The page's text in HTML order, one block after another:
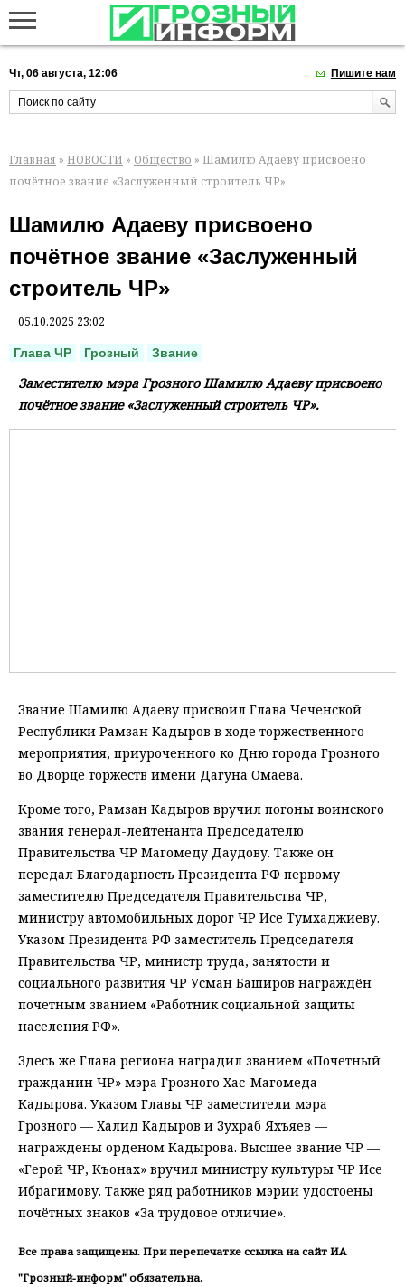
Чт, 06 августа, 12:06 Пишите нам
Главная » НОВОСТИ » Общество » Шамилю Адаеву присвоено
почётное звание «Заслуженный строитель ЧР»
Шамилю Адаеву присвоено
почётное звание «Заслуженный
строитель ЧР»
05.10.2025 23:02
Глава ЧР Грозный Звание
Заместителю мэра Грозного Шамилю Адаеву присвоено
почётное звание «Заслуженный строитель ЧР».
Звание Шамилю Адаеву присвоил Глава Чеченской
Республики Рамзан Кадыров в ходе торжественного
мероприятия, приуроченного ко Дню города Грозного
во Дворце торжеств имени Дагуна Омаева.
Кроме того, Рамзан Кадыров вручил погоны воинского
звания генерал-лейтенанта Председателю
Правительства ЧР Магомеду Даудову. Также он
передал Благодарность Президента РФ первому
заместителю Председателя Правительства ЧР,
министру автомобильных дорог ЧР Исе Тумхаджиеву.
Указом Президента РФ заместитель Председателя
Правительства ЧР, министр труда, занятости и
социального развития ЧР Усман Баширов награждён
почетным званием «Работник социальной защиты
населения РФ».
Здесь же Глава региона наградил званием «Почетный
гражданин ЧР» мэра Грозного Хас-Магомеда
Кадырова. Указом Главы ЧР заместители мэра
Грозного — Халид Кадыров и Зухраб Яхъяев —
награждены орденом Кадырова. Высшее звание ЧР —
«Герой ЧР, Къонах» вручил министру культуры ЧР Исе
Ибрагимову. Также ряд работников мэрии удостоены
почётных знаков «За трудовое отличие».
Все права защищены. При перепечатке ссылка на сайт ИА
"Грозный-информ" обязательна.